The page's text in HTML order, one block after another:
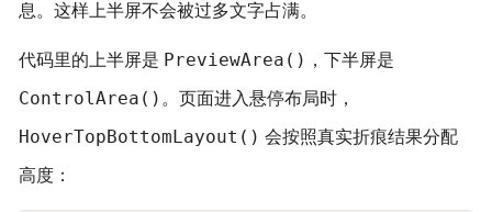
息。这样上半屏不会被过多文字占满。
代码里的上半屏是 PreviewArea() ，下半屏是
ControlArea() 。页面进入悬停布局时，
HoverTopBottomLayout() 会按照真实折痕结果分配
高度：